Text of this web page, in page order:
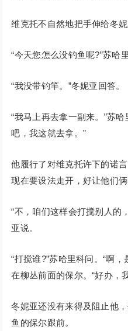
维克托不自然地把手伸给冬妮
“今天您怎么没钓鱼呢?”苏哈
“我没带钓竿。”冬妮亚回答。
“我马上再去拿一副来。”苏
吧，我这就去拿。”
他履行了对维克托许下的诺
现在要设法走开，好让他们俩
“不，咱们这样会打搅别人的
亚说。
“打搅谁?”苏哈里科问。“啊
在柳丛前面的保尔。“好办，
冬妮亚还没有来得及阻止他
鱼的保尔跟前。